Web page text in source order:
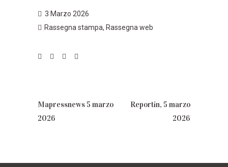
3 Marzo 2026
Rassegna stampa, Rassegna web
Mapressnews 5 marzo
2026
Reportin, 5 marzo
2026